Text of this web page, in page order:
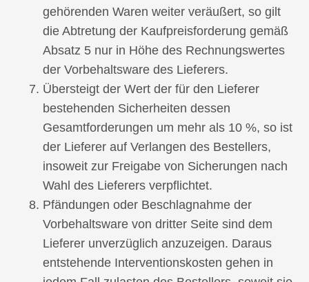
gehörenden Waren weiter veräußert, so gilt
die Abtretung der Kaufpreisforderung gemäß
Absatz 5 nur in Höhe des Rechnungswertes
der Vorbehaltsware des Lieferers.
Übersteigt der Wert der für den Lieferer
bestehenden Sicherheiten dessen
Gesamtforderungen um mehr als 10 %, so ist
der Lieferer auf Verlangen des Bestellers,
insoweit zur Freigabe von Sicherungen nach
Wahl des Lieferers verpflichtet.
Pfändungen oder Beschlagnahme der
Vorbehaltsware von dritter Seite sind dem
Lieferer unverzüglich anzuzeigen. Daraus
entstehende Interventionskosten gehen in